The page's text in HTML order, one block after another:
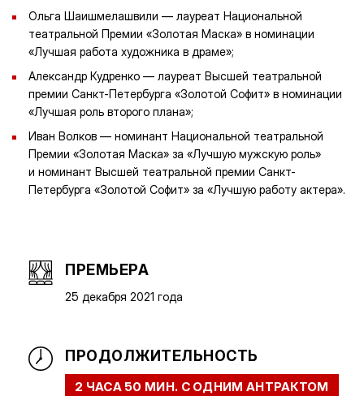
Ольга Шаишмелашвили — лауреат Национальной
театральной Премии «Золотая Маска» в номинации
«Лучшая работа художника в драме»;
Александр Кудренко — лауреат Высшей театральной
премии Санкт-Петербурга «Золотой Софит» в номинации
«Лучшая роль второго плана»;
Иван Волков — номинант Национальной театральной
Премии «Золотая Маска» за «Лучшую мужскую роль»
и номинант Высшей театральной премии Санкт-
Петербурга «Золотой Софит» за «Лучшую работу актера».
ПРЕМЬЕРА
25 декабря 2021 года
ПРОДОЛЖИТЕЛЬНОСТЬ
2 ЧАСА 50 МИН. С ОДНИМ АНТРАКТОМ